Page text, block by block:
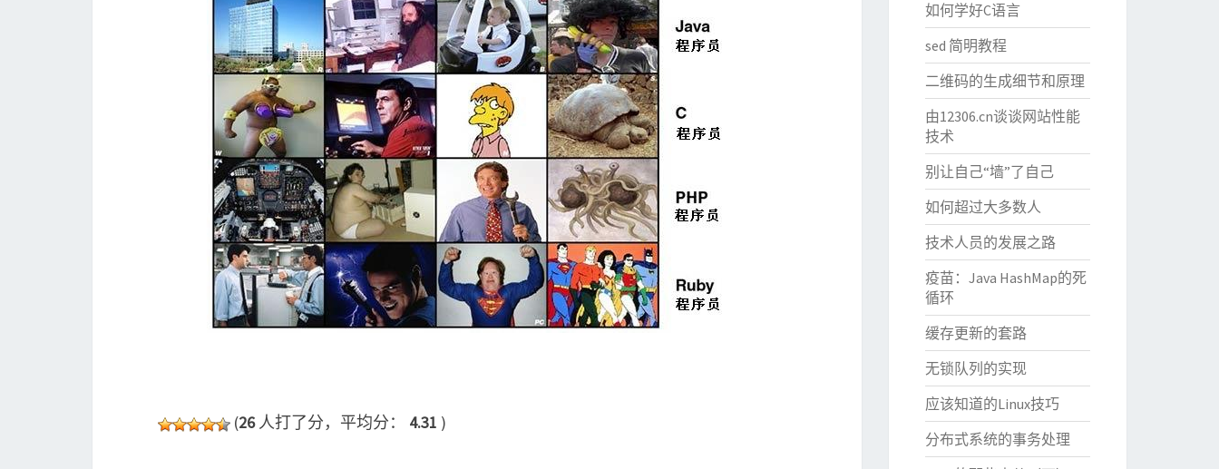
(26人打了分，平均分： 4.31 )
如何学好C语言
sed 简明教程
二维码的生成细节和原理
由12306.cn谈谈网站性能
技术
别让自己“墙”了自己
如何超过大多数人
技术人员的发展之路
疫苗：Java HashMap的死
循环
缓存更新的套路
无锁队列的实现
应该知道的Linux技巧
分布式系统的事务处理